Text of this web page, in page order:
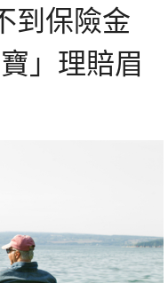
到保險金
」理賠眉